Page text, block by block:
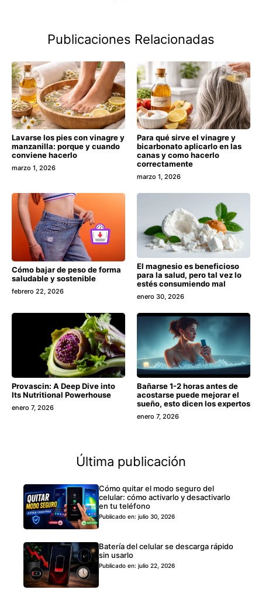
Publicaciones Relacionadas
Lavarse los pies con vinagre y
manzanilla: porque y cuando
conviene hacerlo
marzo 1, 2026
Para qué sirve el vinagre y
bicarbonato aplicarlo en las
canas y como hacerlo
correctamente
marzo 1, 2026
Cómo bajar de peso de forma
saludable y sostenible
febrero 22, 2026
El magnesio es beneficioso
para la salud, pero tal vez lo
estés consumiendo mal
enero 30, 2026
Provascin: A Deep Dive into
Its Nutritional Powerhouse
enero 7, 2026
Bañarse 1-2 horas antes de
acostarse puede mejorar el
sueño, esto dicen los expertos
enero 7, 2026
Última publicación
Cómo quitar el modo seguro del
celular: cómo activarlo y desactivarlo
en tu teléfono
Publicado en: julio 30, 2026
Batería del celular se descarga rápido
sin usarlo
Publicado en: julio 22, 2026